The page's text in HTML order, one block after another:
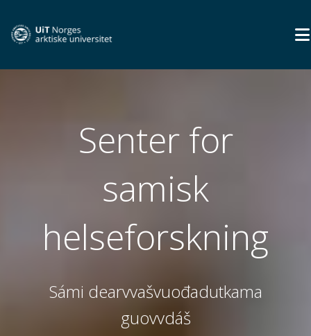
Senter for
samisk
helseforskning
Sámi dearvvašvuođadutkama
guovvdáš